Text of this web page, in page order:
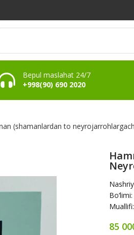
Bepul maslahat 24/7
+998(90) 690 2020
(shamanlardan to
Bo‘limi:
Muallifi:
85